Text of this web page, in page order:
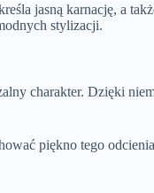
jasną karnację, a
stylizacji.
charakter. Dzięki
piękno tego